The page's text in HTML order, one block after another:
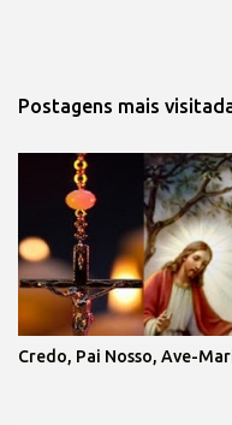
Postagens mais
Credo, Pai Nosso, Ave-